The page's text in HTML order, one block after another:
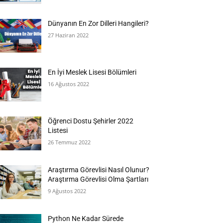
Dünyanın En Zor Dilleri Hangileri?
27 Haziran 2022
En İyi Meslek Lisesi Bölümleri
16 Ağustos 2022
Öğrenci Dostu Şehirler 2022
Listesi
26 Temmuz 2022
Araştırma Görevlisi Nasıl Olunur?
Araştırma Görevlisi Olma Şartları
9 Ağustos 2022
Python Ne Kadar Sürede